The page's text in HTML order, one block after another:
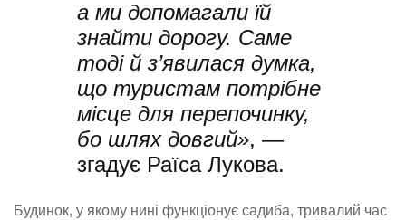
а ми допомагали їй
знайти дорогу. Саме
тоді й з’явилася думка,
що туристам потрібне
місце для перепочинку,
бо шлях довгий», —
згадує Раїса Лукова.
Будинок, у якому нині функціонує садиба, тривалий час